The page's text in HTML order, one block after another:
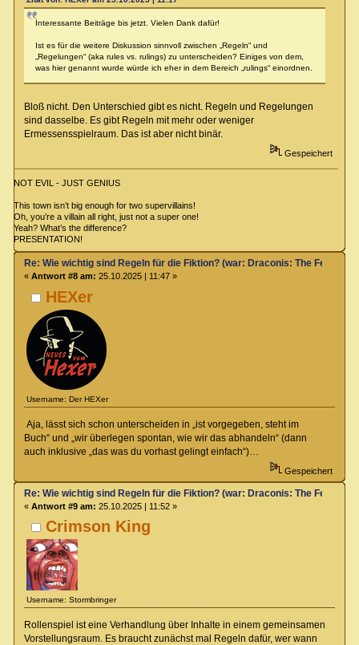
Interessante Beiträge bis jetzt. Vielen Dank dafür!
Ist es für die weitere Diskussion sinnvoll zwischen „Regeln“ und
„Regelungen“ (aka rules vs. rulings) zu unterscheiden? Einiges von dem,
was hier genannt wurde würde ich eher in dem Bereich „rulings“ einordnen.
Bloß nicht. Den Unterschied gibt es nicht. Regeln und Regelungen
sind dasselbe. Es gibt Regeln mit mehr oder weniger
Ermessensspielraum. Das ist aber nicht binär.
Gespeichert
NOT EVIL - JUST GENIUS
This town isn’t big enough for two supervillains!
Oh, you’re a villain all right, just not a super one!
Yeah? What’s the difference?
PRESENTATION!
HEXer
Username: Der HEXer
Re: Wie wichtig sind Regeln für die Fiktion? (war: Draconis: The Feel-
« Antwort #8 am: 25.10.2025 | 11:47 »
Aja, lässt sich schon unterscheiden in „ist vorgegeben, steht im
Buch“ und „wir überlegen spontan, wie wir das abhandeln“ (dann
auch inklusive „das was du vorhast gelingt einfach“)…
Gespeichert
Crimson King
Username: Stormbringer
Re: Wie wichtig sind Regeln für die Fiktion? (war: Draconis: The Feel-
« Antwort #9 am: 25.10.2025 | 11:52 »
Rollenspiel ist eine Verhandlung über Inhalte in einem gemeinsamen
Vorstellungsraum. Es braucht zunächst mal Regeln dafür, wer wann